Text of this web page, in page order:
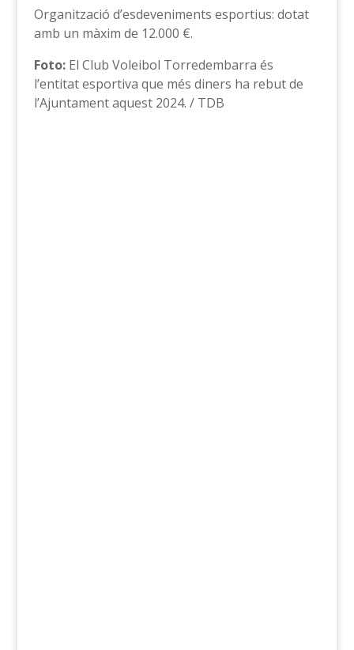
Organització d’esdeveniments esportius: dotat
amb un màxim de 12.000 €.
Foto:El Club Voleibol Torredembarra és
l’entitat esportiva que més diners ha rebut de
l’Ajuntament aquest 2024. / TDB